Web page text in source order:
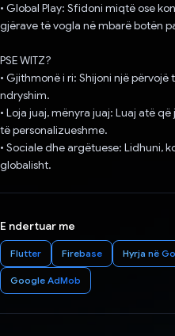
• Global Play: Sfidoni miqtë ose
gjërave të vogla në mbarë botën
PSE WITZ?
• Gjithmonë i ri: Shijoni një
ndryshim.
• Loja juaj, mënyra juaj: Luaj atë
të personalizueshme.
• Sociale dhe argëtuese: Lidhuni,
globalisht.
E ndertuar me
Flutter Firebase Hyrja në
Google AdMob